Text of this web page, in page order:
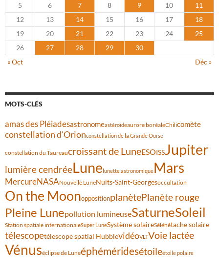
5
6 7 8 9 10
11
12
13 14 15 16 17
18
19
20 21 22 23 24
25
26
27 28 29
30
« Oct
Déc »
MOTS-CLÉS
amas des Pléiadesastronomeastéroïdeaurore boréaleChilicomète
constellation d'Orionconstellation de la Grande Ourse
constellation du Taureaucroissant de LuneESOISSJupiter
lumière cendréeLunelunette astronomiqueMars
MercureNASANouvelle LuneNuits-Saint-Georgesoccultation
On the MoonoppositionplanètePlanète rouge
Pleine Lunepollution lumineuseSaturneSoleil
Station spatiale internationaleSuper LuneSystème solaireSélénétache solaire
télescopetélescope spatial HubblevidéoVLTVoie lactée
Vénuséclipse de Luneéphéméridesétoileétoile polaire